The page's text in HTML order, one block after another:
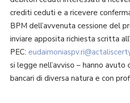
crediti ceduti e a ricevere
BPM dell’avvenuta cessione del
inviare apposita richiesta scritta
PEC:
si legge nell’avviso – hanno avuto
bancari di diversa natura e con